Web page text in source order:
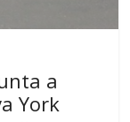
a
York